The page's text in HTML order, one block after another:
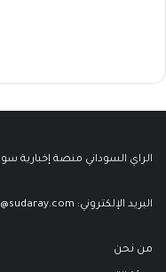
الراي السوداني منصة إخبارية
البريد الإلكتروني:
من نحن